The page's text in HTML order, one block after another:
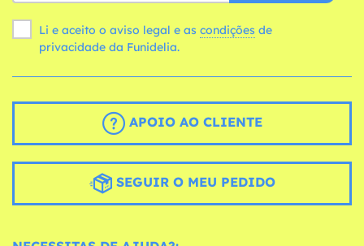
Li e aceito o aviso legal e as condições
privacidade da Funidelia.
APOIO AO CLIENTE
SEGUIR O MEU PEDIDO